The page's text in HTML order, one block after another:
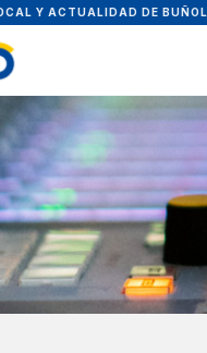
Y ACTUALIDAD DE BUÑOL